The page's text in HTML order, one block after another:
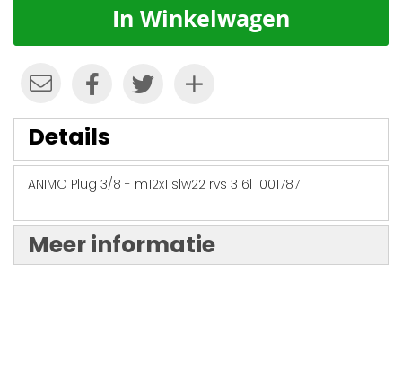
In Winkelwagen
Details
ANIMO Plug 3/8 - m12x1 slw22 rvs 316l 1001787
Meer informatie